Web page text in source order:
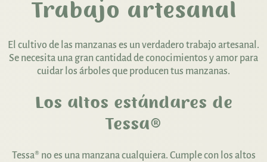
Trabajo artesanal
El cultivo de las manzanas es un verdadero trabajo artesanal.
Se necesita una gran cantidad de conocimientos y amor para
cuidar los árboles que producen tus manzanas.
Los altos estándares de
Tessa®
Tessa® no es una manzana cualquiera. Cumple con los altos